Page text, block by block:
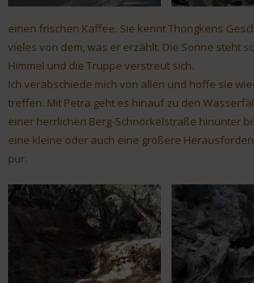
einen frischen Kaffee. Sie kennt Thongkens
vieles von dem, was er erzählt. Die Sonne steht
Himmel und die Truppe verstreut sich.
Ich verabschiede mich von allen und hoffe sie
treffen. Mit Petra geht es hinauf zu den
einer herrlichen Berg-Schnörkelstraße hinunter
eine kleine oder auch eine größere
pur.